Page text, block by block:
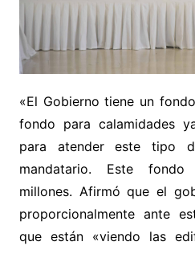
«El Gobierno tiene un
fondo para calamidades
para atender este tipo
mandatario. Este
millones. Afirmó que el
proporcionalmente ante
que están «viendo las